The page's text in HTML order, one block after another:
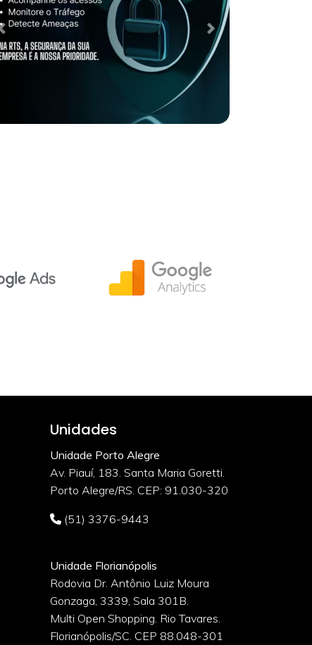
Unidades
Unidade Porto Alegre
Av. Piauí, 183. Santa Maria Goretti.
Porto Alegre/RS. CEP: 91.030-320
(51) 3376-9443
Unidade Florianópolis
Rodovia Dr. Antônio Luiz Moura
Gonzaga, 3339, Sala 301B.
Multi Open Shopping. Rio Tavares.
Florianópolis/SC. CEP 88.048-301